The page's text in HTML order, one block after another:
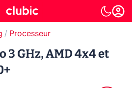
Processeur
3 GHz, AMD 4x4 et